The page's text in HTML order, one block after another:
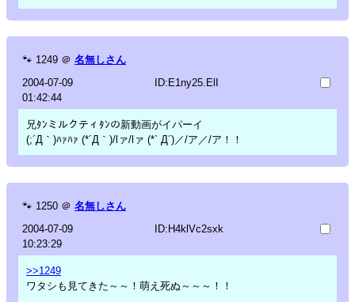
🐾 1249 ＠ 名無しさん
2004-07-09
01:42:44
ID:E1ny25.ElI
兄ﾀﾝミルクティﾀﾝの新動画がイパーイ
(;´Д｀)ﾊｧﾊｧ (*´Д｀)/lァ/lァ (*` Д´)／/ア／/ア！！
🐾 1250 ＠ 名無しさん
2004-07-09
10:23:29
ID:H4klVc2sxk
>>1249
ワタシも見てきた～～！萌え死ぬ～～～！！